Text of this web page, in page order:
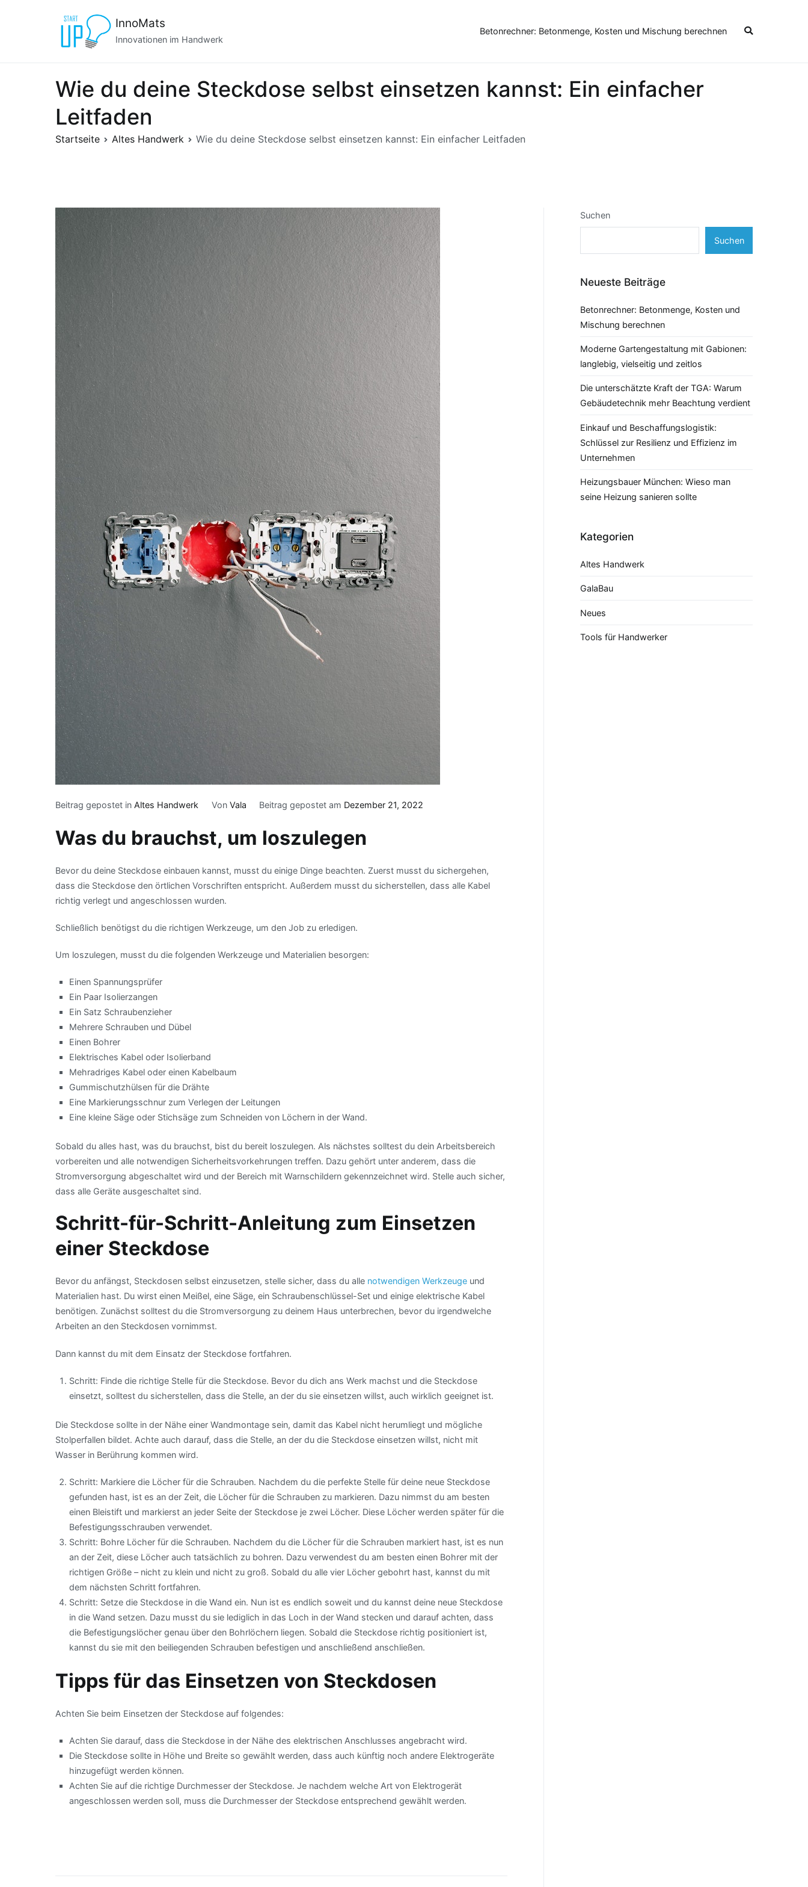
InnoMats
Innovationen im Handwerk
Betonrechner: Betonmenge, Kosten und Mischung berechnen
Wie du deine Steckdose selbst einsetzen kannst: Ein einfacher
Leitfaden
Startseite Altes Handwerk Wie du deine Steckdose selbst einsetzen kannst: Ein einfacher Leitfaden
Beitrag gepostet in Altes Handwerk Von Vala Beitrag gepostet am Dezember 21, 2022
Was du brauchst, um loszulegen
Bevor du deine Steckdose einbauen kannst, musst du einige Dinge beachten. Zuerst musst du sichergehen,
dass die Steckdose den örtlichen Vorschriften entspricht. Außerdem musst du sicherstellen, dass alle Kabel
richtig verlegt und angeschlossen wurden.
Schließlich benötigst du die richtigen Werkzeuge, um den Job zu erledigen.
Um loszulegen, musst du die folgenden Werkzeuge und Materialien besorgen:
Einen Spannungsprüfer
Ein Paar Isolierzangen
Ein Satz Schraubenzieher
Mehrere Schrauben und Dübel
Einen Bohrer
Elektrisches Kabel oder Isolierband
Mehradriges Kabel oder einen Kabelbaum
Gummischutzhülsen für die Drähte
Eine Markierungsschnur zum Verlegen der Leitungen
Eine kleine Säge oder Stichsäge zum Schneiden von Löchern in der Wand.
Sobald du alles hast, was du brauchst, bist du bereit loszulegen. Als nächstes solltest du dein Arbeitsbereich
vorbereiten und alle notwendigen Sicherheitsvorkehrungen treffen. Dazu gehört unter anderem, dass die
Stromversorgung abgeschaltet wird und der Bereich mit Warnschildern gekennzeichnet wird. Stelle auch sicher,
dass alle Geräte ausgeschaltet sind.
Schritt-für-Schritt-Anleitung zum Einsetzen
einer Steckdose
Bevor du anfängst, Steckdosen selbst einzusetzen, stelle sicher, dass du alle notwendigen Werkzeuge und
Materialien hast. Du wirst einen Meißel, eine Säge, ein Schraubenschlüssel-Set und einige elektrische Kabel
benötigen. Zunächst solltest du die Stromversorgung zu deinem Haus unterbrechen, bevor du irgendwelche
Arbeiten an den Steckdosen vornimmst.
Dann kannst du mit dem Einsatz der Steckdose fortfahren.
Schritt: Finde die richtige Stelle für die Steckdose. Bevor du dich ans Werk machst und die Steckdose
einsetzt, solltest du sicherstellen, dass die Stelle, an der du sie einsetzen willst, auch wirklich geeignet ist.
Die Steckdose sollte in der Nähe einer Wandmontage sein, damit das Kabel nicht herumliegt und mögliche
Stolperfallen bildet. Achte auch darauf, dass die Stelle, an der du die Steckdose einsetzen willst, nicht mit
Wasser in Berührung kommen wird.
Schritt: Markiere die Löcher für die Schrauben. Nachdem du die perfekte Stelle für deine neue Steckdose
gefunden hast, ist es an der Zeit, die Löcher für die Schrauben zu markieren. Dazu nimmst du am besten
einen Bleistift und markierst an jeder Seite der Steckdose je zwei Löcher. Diese Löcher werden später für die
Befestigungsschrauben verwendet.
Schritt: Bohre Löcher für die Schrauben. Nachdem du die Löcher für die Schrauben markiert hast, ist es nun
an der Zeit, diese Löcher auch tatsächlich zu bohren. Dazu verwendest du am besten einen Bohrer mit der
richtigen Größe – nicht zu klein und nicht zu groß. Sobald du alle vier Löcher gebohrt hast, kannst du mit
dem nächsten Schritt fortfahren.
Schritt: Setze die Steckdose in die Wand ein. Nun ist es endlich soweit und du kannst deine neue Steckdose
in die Wand setzen. Dazu musst du sie lediglich in das Loch in der Wand stecken und darauf achten, dass
die Befestigungslöcher genau über den Bohrlöchern liegen. Sobald die Steckdose richtig positioniert ist,
kannst du sie mit den beiliegenden Schrauben befestigen und anschließend anschließen.
Tipps für das Einsetzen von Steckdosen
Achten Sie beim Einsetzen der Steckdose auf folgendes:
Achten Sie darauf, dass die Steckdose in der Nähe des elektrischen Anschlusses angebracht wird.
Die Steckdose sollte in Höhe und Breite so gewählt werden, dass auch künftig noch andere Elektrogeräte
hinzugefügt werden können.
Achten Sie auf die richtige Durchmesser der Steckdose. Je nachdem welche Art von Elektrogerät
angeschlossen werden soll, muss die Durchmesser der Steckdose entsprechend gewählt werden.
Suchen
Suchen
Neueste Beiträge
Betonrechner: Betonmenge, Kosten und
Mischung berechnen
Moderne Gartengestaltung mit Gabionen:
langlebig, vielseitig und zeitlos
Die unterschätzte Kraft der TGA: Warum
Gebäudetechnik mehr Beachtung verdient
Einkauf und Beschaffungslogistik:
Schlüssel zur Resilienz und Effizienz im
Unternehmen
Heizungsbauer München: Wieso man
seine Heizung sanieren sollte
Kategorien
Altes Handwerk
GalaBau
Neues
Tools für Handwerker